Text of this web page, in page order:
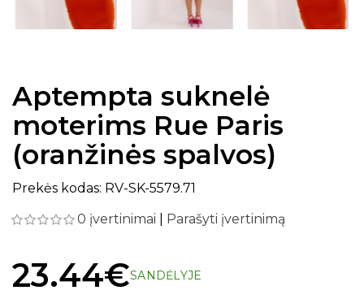
Aptempta suknelė
moterims Rue Paris
(oranžinės spalvos)
Prekės kodas: RV-SK-5579.71
0 įvertinimai
Parašyti įvertinimą
23.44€SANDĖLYJE